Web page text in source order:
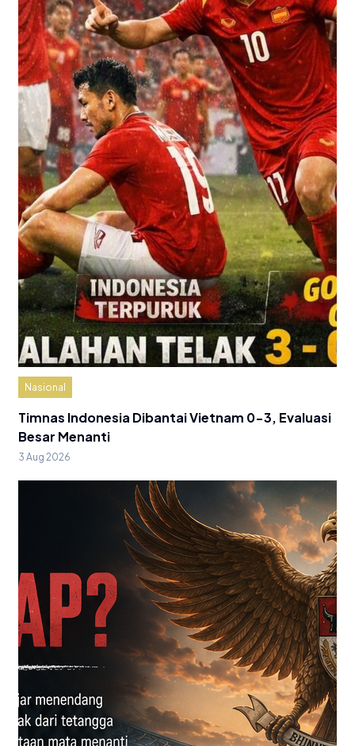
Nasional
Timnas Indonesia Dibantai Vietnam 0-3, Evaluasi
Besar Menanti
3 Aug 2026